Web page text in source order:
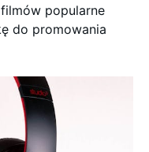
popularne
do promowania